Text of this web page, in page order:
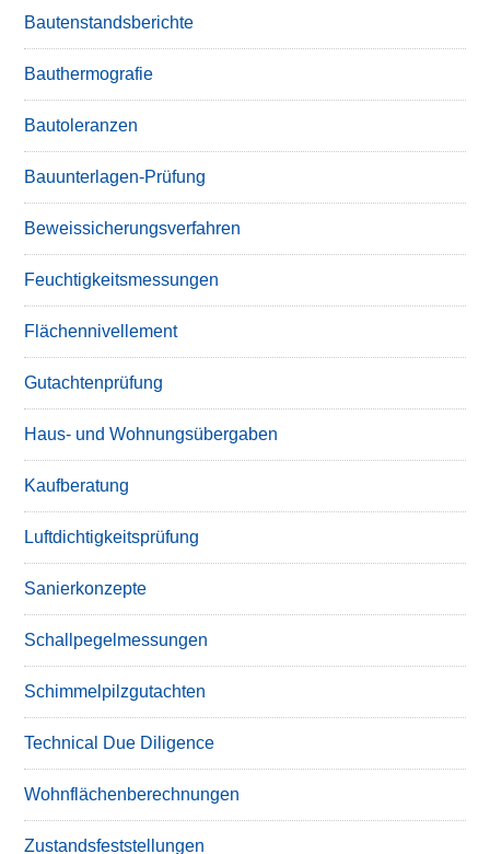
Bautenstandsberichte
Bauthermografie
Bautoleranzen
Bauunterlagen-Prüfung
Beweissicherungsverfahren
Feuchtigkeitsmessungen
Flächennivellement
Gutachtenprüfung
Haus- und Wohnungsübergaben
Kaufberatung
Luftdichtigkeitsprüfung
Sanierkonzepte
Schallpegelmessungen
Schimmelpilzgutachten
Technical Due Diligence
Wohnflächenberechnungen
Zustandsfeststellungen